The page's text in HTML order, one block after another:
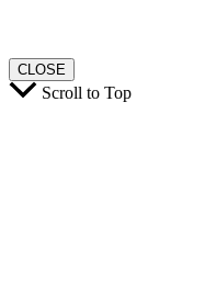
CLOSE
Scroll to Top